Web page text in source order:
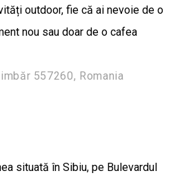
outdoor, fie că ai nevoie de o
nou sau doar de o cafea
557260, Romania
situată în Sibiu, pe Bulevardul